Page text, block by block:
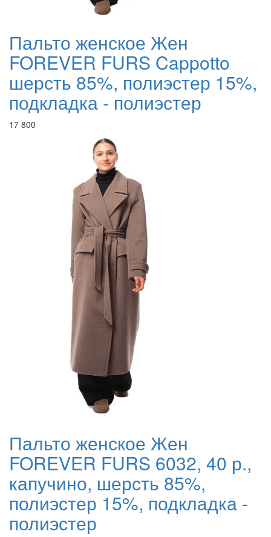
Пальто женское Жен
FOREVER FURS Cappotto
шерсть 85%, полиэстер 15%,
подкладка - полиэстер
17 800
Пальто женское Жен
FOREVER FURS 6032, 40 р.,
капучино, шерсть 85%,
полиэстер 15%, подкладка -
полиэстер